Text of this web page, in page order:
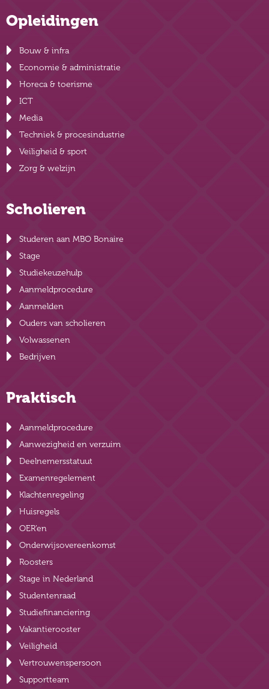
Opleidingen
Bouw & infra
Economie & administratie
Horeca & toerisme
ICT
Media
Techniek & procesindustrie
Veiligheid & sport
Zorg & welzijn
Scholieren
Studeren aan MBO Bonaire
Stage
Studiekeuzehulp
Aanmeldprocedure
Aanmelden
Ouders van scholieren
Volwassenen
Bedrijven
Praktisch
Aanmeldprocedure
Aanwezigheid en verzuim
Deelnemersstatuut
Examenregelement
Klachtenregeling
Huisregels
OER’en
Onderwijsovereenkomst
Roosters
Stage in Nederland
Studentenraad
Studiefinanciering
Vakantierooster
Veiligheid
Vertrouwenspersoon
Supportteam